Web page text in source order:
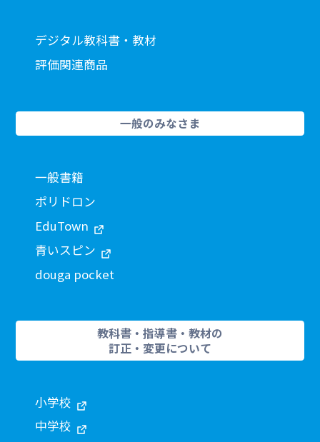
デジタル教科書・教材
評価関連商品
一般のみなさま
一般書籍
ポリドロン
EduTown
青いスピン
douga pocket
教科書・指導書・教材の
訂正・変更について
小学校
中学校